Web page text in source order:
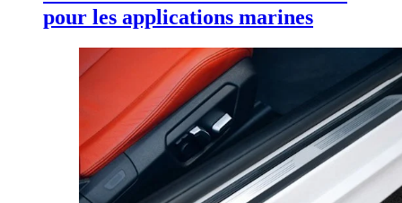
pour les applications marines